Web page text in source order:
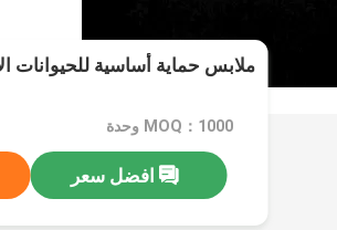
ملابس حماية أساسية للحيوانات
MOQ：1000 وحدة
افضل سعر